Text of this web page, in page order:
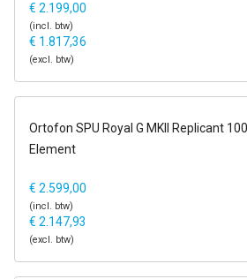
€ 2.199,00
(incl. btw)
€ 1.817,36
(excl. btw)
1-2 dagen
Ortofon SPU Royal G MKII Replicant
Element
€ 2.599,00
(incl. btw)
€ 2.147,93
(excl. btw)